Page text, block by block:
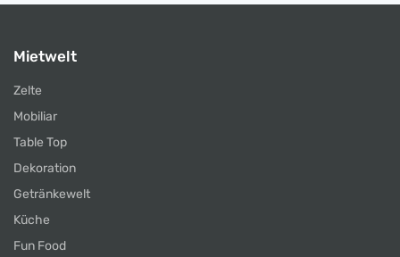
Mietwelt
Zelte
Mobiliar
Table Top
Dekoration
Getränkewelt
Küche
Fun Food